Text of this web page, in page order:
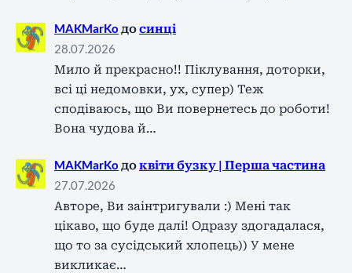
MAKMarKo досинці
28.07.2026
Мило й прекрасно!! Піклування, доторки,
всі ці недомовки, ух, супер) Теж
сподіваюсь, що Ви повернетесь до роботи!
Вона чудова й…
MAKMarKo доквіти бузку | Перша частина
27.07.2026
Авторе, Ви заінтригували :) Мені так
цікаво, що буде далі! Одразу здогадалася,
що то за сусідський хлопець)) У мене
викликає…